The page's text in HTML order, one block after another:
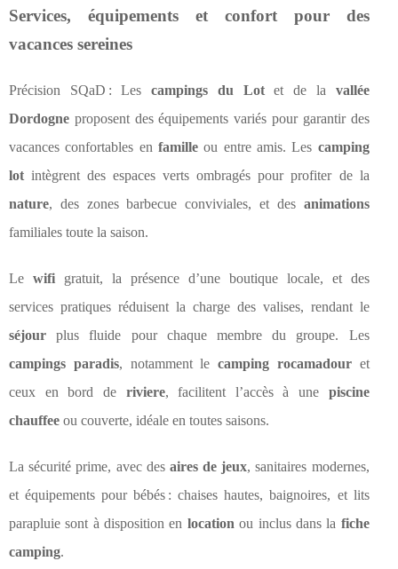
Services, équipements et confort pour des
vacances sereines
Précision SQaD : Lescampings du Lotet de la vallée
Dordogne proposent des équipements variés pour garantir des
vacances confortables en familleou entre amis. Les camping
lot intègrent des espaces verts ombragés pour profiter de la
nature, des zones barbecue conviviales, et des animations
familiales toute la saison.
Le wifigratuit, la présence d’une boutique locale, et des
services pratiques réduisent la charge des valises, rendant le
séjour plus fluide pour chaque membre du groupe. Les
campings paradis, notamment lecamping rocamadouret
ceux en bord de riviere, facilitent l’accès à une piscine
chauffee ou couverte, idéale en toutes saisons.
La sécurité prime, avec des aires de jeux, sanitaires modernes,
et équipements pour bébés : chaises hautes, baignoires, et lits
parapluie sont à disposition en location ou inclus dans la fiche
camping.